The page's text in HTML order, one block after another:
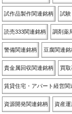
試作品製作関連銘柄 試験
読売333関連銘柄 調剤薬
警備関連銘柄 豆腐関連銘
貴金属回収関連銘柄 買
賃貸住宅・アパート経営関
資源開発関連銘柄 資産